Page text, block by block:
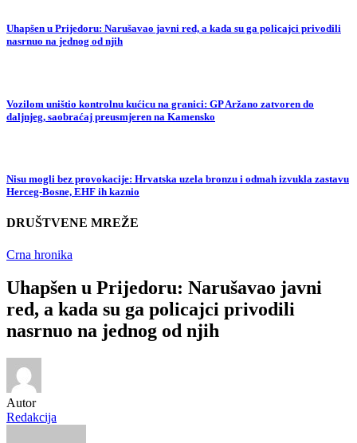
Uhapšen u Prijedoru: Narušavao javni red, a kada su ga policajci privodili
nasrnuo na jednog od njih
Vozilom uništio kontrolnu kućicu na granici: GP Aržano zatvoren do
daljnjeg, saobraćaj preusmjeren na Kamensko
Nisu mogli bez provokacije: Hrvatska uzela bronzu i odmah izvukla zastavu
Herceg-Bosne, EHF ih kaznio
DRUŠTVENE MREŽE
Crna hronika
Uhapšen u Prijedoru: Narušavao javni
red, a kada su ga policajci privodili
nasrnuo na jednog od njih
Autor
Redakcija